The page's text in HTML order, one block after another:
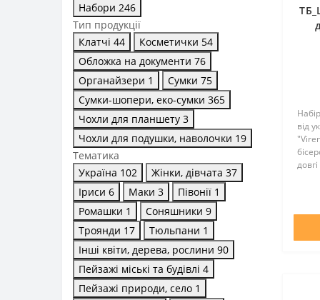
Набори 246
Тип продукції
Клатчі 44 Косметички 54
Обложка на документи 76
Органайзери 1 Сумки 75
Сумки-шопери, еко-сумки 365
Чохли для планшету 3
Чохли для подушки, наволочки 19
Тематика
Україна 102 Жінки, дівчата 37
Іриси 6 Маки 3 Півонії 1
Ромашки 1 Соняшники 9
Троянди 17 Тюльпани 1
Інші квіти, дерева, рослини 90
Пейзажі міські та будівлі 4
Пейзажі природи, село 1
від
не